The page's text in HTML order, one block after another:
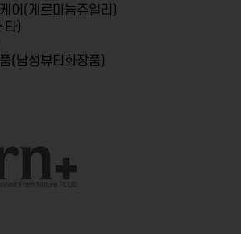
어(게르마늄쥬얼리)
타)
(남성뷰티화장품)